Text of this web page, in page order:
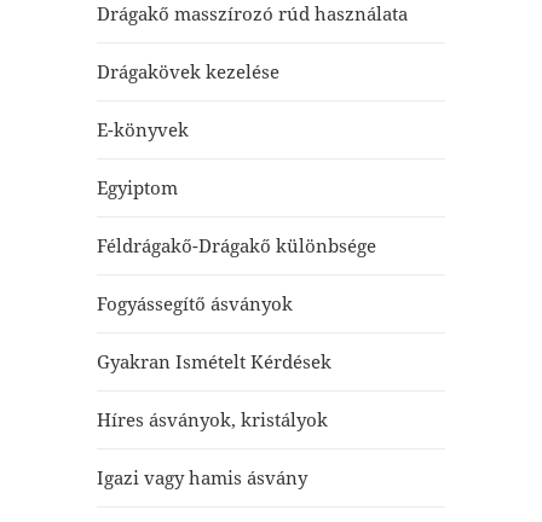
Drágakő masszírozó rúd használata
Drágakövek kezelése
E-könyvek
Egyiptom
Féldrágakő-Drágakő különbsége
Fogyássegítő ásványok
Gyakran Ismételt Kérdések
Híres ásványok, kristályok
Igazi vagy hamis ásvány